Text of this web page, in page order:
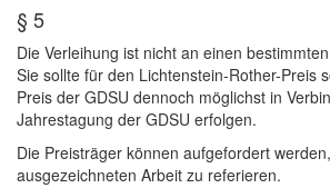
§ 5
Die Verleihung ist nicht an einen
Sie sollte für den Lichtenstein-Rother-Preis
Preis der GDSU dennoch möglichst in
Jahrestagung der GDSU erfolgen.
Die Preisträger können aufgefordert
ausgezeichneten Arbeit zu referieren.